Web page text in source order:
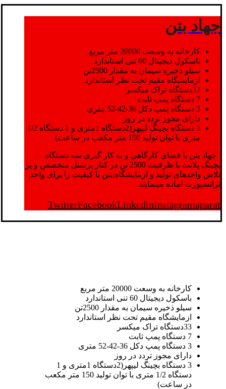
جهاد بتن
کارخانه به وسعت 20000 متر مربع
باسکول دیجیتال 60 تنی استاندارد
سیلو ذخیره سیمان به مقدار 2500تن
ازمایشگاه مقیم تحت نظر استاندارد
33دستگاه تراک میکسر
7 دستگاه پمپ ثابت
3 دستگاه پمپ دکل 36-42-52 متری
دارای مجوز تردد در روز
3 دستگاه بچینگ لیپهر(2دستگاه 1متری و 1 دستگاه 1/2
متری با توان تولید 150 متر مکعب در ساعت)
جهاد بتن با فضای کارگاهی و به کار گیری سه دستگاه
بچینگ پلانت با ظرفیت 2500 تن در کنار پرسنل متخصص و پر
تلاش واحدهای تولید و ازمایشگاه,بتن با کیفیت را برای واحد
ترانسپورت اماده مینمایند.
TwitterFacebookLinkedinInstagramaparat
کارخانه به وسعت 20000 متر مربع
باسکول دیجیتال 60 تنی استاندارد
سیلو ذخیره سیمان به مقدار 2500تن
ازمایشگاه مقیم تحت نظر استاندارد
33دستگاه تراک میکسر
7 دستگاه پمپ ثابت
3 دستگاه پمپ دکل 36-42-52 متری
دارای مجوز تردد در روز
3 دستگاه بچینگ لیپهر(2دستگاه 1متری و 1
دستگاه 1/2 متری با توان تولید 150 متر مکعب
در ساعت)